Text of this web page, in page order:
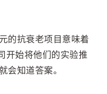
的抗衰老项目意味着
开始将他们的实验推
会知道答案。